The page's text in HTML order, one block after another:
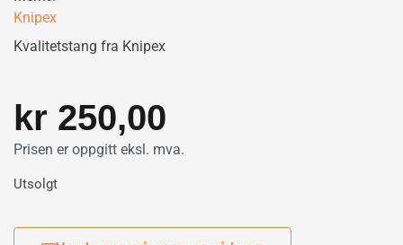
Knipex
Kvalitetstang fra Knipex
kr 250,00
Prisen er oppgitt eksl. mva.
Utsolgt